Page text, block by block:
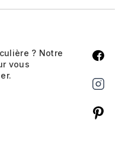
? Notre
vous